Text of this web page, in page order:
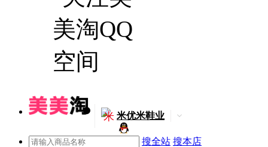
米 米优米鞋业
搜全站 搜本店